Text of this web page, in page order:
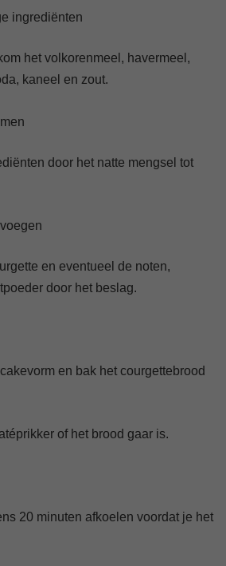
ingrediënten
het volkorenmeel, havermeel,
kaneel en zout.
door het natte mengsel tot
en eventueel de noten,
door het beslag.
en bak het courgettebrood
of het brood gaar is.
20 minuten afkoelen voordat je het